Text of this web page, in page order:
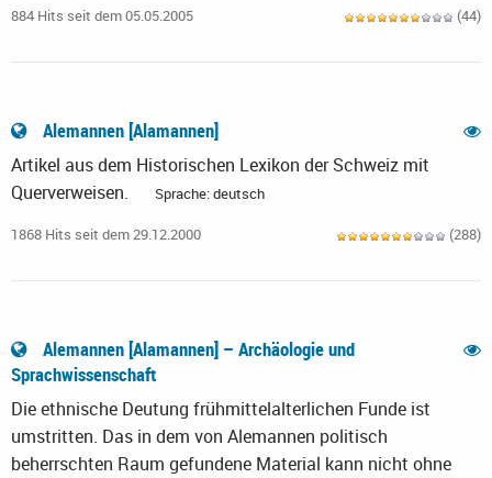
884 Hits seit dem 05.05.2005 (44)
Alemannen [Alamannen]
Artikel aus dem Historischen Lexikon der Schweiz mit
Querverweisen.
Sprache: deutsch
1868 Hits seit dem 29.12.2000 (288)
Alemannen [Alamannen] – Archäologie und
Sprachwissenschaft
Die ethnische Deutung frühmittelalterlichen Funde ist
umstritten. Das in dem von Alemannen politisch
beherrschten Raum gefundene Material kann nicht ohne